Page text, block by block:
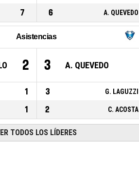
7 6 A. QUEVEDO
Asistencias
2 3 A. QUEVEDO
1 3 G. LAGUZZI
1 2 C. ACOSTA
TODOS LOS LÍDERES